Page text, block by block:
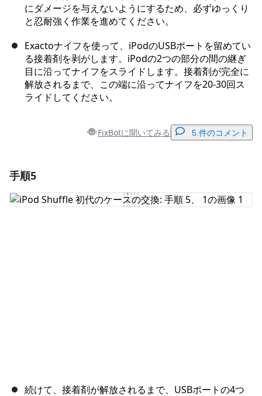
にダメージを与えないようにするため、必ずゆっくり
と忍耐強く作業を進めてください。
Exactoナイフを使って、iPodのUSBポートを留めてい
る接着剤を剥がします。iPodの2つの部分の間の継ぎ
目に沿ってナイフをスライドします。接着剤が完全に
解放されるまで、この端に沿ってナイフを20-30回ス
ライドしてください。
FixBotに聞いてみる 5 件のコメント
コメントを追加
手順5
続けて、接着剤が解放されるまで、USBポートの4つ